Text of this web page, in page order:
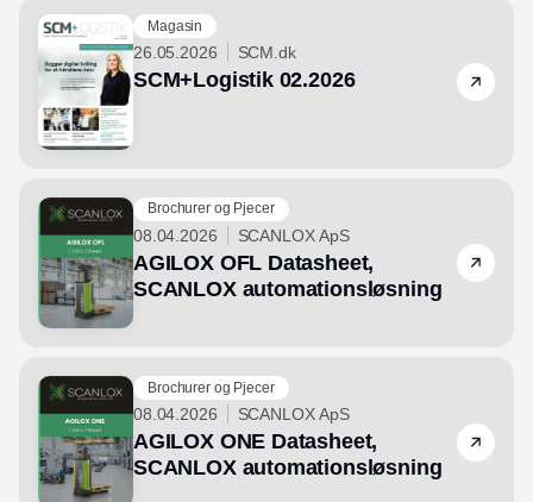
Magasin
26.05.2026 SCM.dk
SCM+Logistik 02.2026
Brochurer og Pjecer
08.04.2026 SCANLOX ApS
AGILOX OFL Datasheet,
SCANLOX automationsløsning
Brochurer og Pjecer
08.04.2026 SCANLOX ApS
AGILOX ONE Datasheet,
SCANLOX automationsløsning